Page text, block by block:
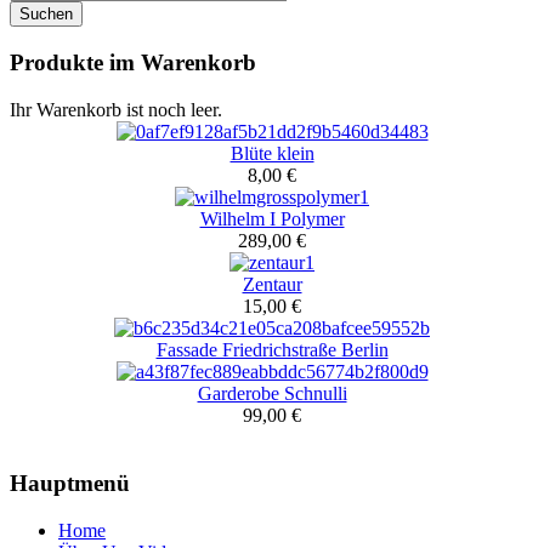
Produkte im Warenkorb
Ihr Warenkorb ist noch leer.
Blüte klein
8,00 €
Wilhelm I Polymer
289,00 €
Zentaur
15,00 €
Fassade Friedrichstraße Berlin
Garderobe Schnulli
99,00 €
Hauptmenü
Home